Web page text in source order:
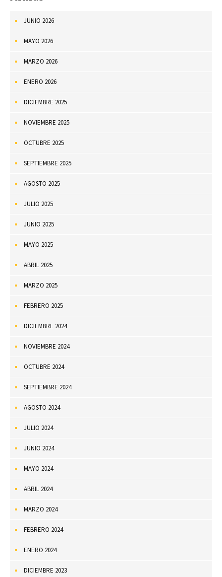
JUNIO 2026
MAYO 2026
MARZO 2026
ENERO 2026
DICIEMBRE 2025
NOVIEMBRE 2025
OCTUBRE 2025
SEPTIEMBRE 2025
AGOSTO 2025
JULIO 2025
JUNIO 2025
MAYO 2025
ABRIL 2025
MARZO 2025
FEBRERO 2025
DICIEMBRE 2024
NOVIEMBRE 2024
OCTUBRE 2024
SEPTIEMBRE 2024
AGOSTO 2024
JULIO 2024
JUNIO 2024
MAYO 2024
ABRIL 2024
MARZO 2024
FEBRERO 2024
ENERO 2024
DICIEMBRE 2023